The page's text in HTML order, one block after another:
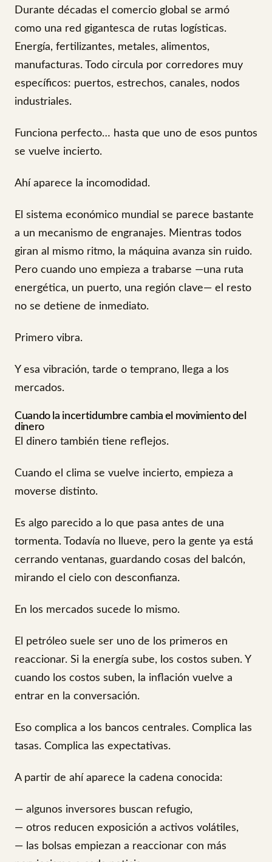
Durante décadas el comercio global se armó
como una red gigantesca de rutas logísticas.
Energía, fertilizantes, metales, alimentos,
manufacturas. Todo circula por corredores muy
específicos: puertos, estrechos, canales, nodos
industriales.
Funciona perfecto… hasta que uno de esos puntos
se vuelve incierto.
Ahí aparece la incomodidad.
El sistema económico mundial se parece bastante
a un mecanismo de engranajes. Mientras todos
giran al mismo ritmo, la máquina avanza sin ruido.
Pero cuando uno empieza a trabarse —una ruta
energética, un puerto, una región clave— el resto
no se detiene de inmediato.
Primero vibra.
Y esa vibración, tarde o temprano, llega a los
mercados.
Cuando la incertidumbre cambia el movimiento del
dinero
El dinero también tiene reflejos.
Cuando el clima se vuelve incierto, empieza a
moverse distinto.
Es algo parecido a lo que pasa antes de una
tormenta. Todavía no llueve, pero la gente ya está
cerrando ventanas, guardando cosas del balcón,
mirando el cielo con desconfianza.
En los mercados sucede lo mismo.
El petróleo suele ser uno de los primeros en
reaccionar. Si la energía sube, los costos suben. Y
cuando los costos suben, la inflación vuelve a
entrar en la conversación.
Eso complica a los bancos centrales. Complica las
tasas. Complica las expectativas.
A partir de ahí aparece la cadena conocida:
— algunos inversores buscan refugio,
— otros reducen exposición a activos volátiles,
— las bolsas empiezan a reaccionar con más